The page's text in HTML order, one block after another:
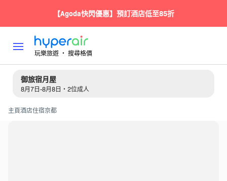
【Agoda快閃優惠】預訂酒店低至85折
玩樂旅遊 ‧ 搜尋格價
御旅宿月屋
8月7日-8月8日・2位成人
主頁酒店住宿京都